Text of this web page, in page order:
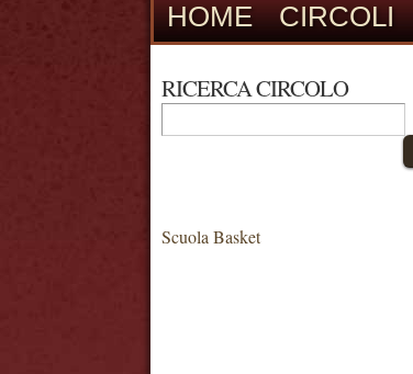
HOME CIRCOLI
RICERCA CIRCOLO
Scuola Basket